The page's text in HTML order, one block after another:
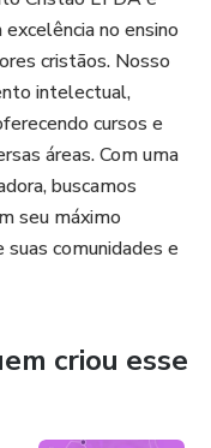
emocional
fobias e
ética
no ensino
cristãos. Nosso
intelectual,
cursos e
áreas. Com uma
buscamos
seu máximo
comunidades e
criou esse